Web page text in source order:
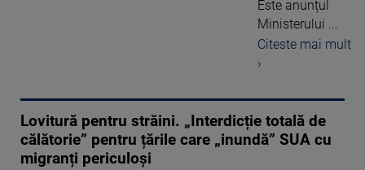
Este anunțul
Ministerului ...
Citeste mai mult
›
Lovitură pentru străini. „Interdicție totală de
călătorie” pentru țările care „inundă” SUA cu
migranți periculoși